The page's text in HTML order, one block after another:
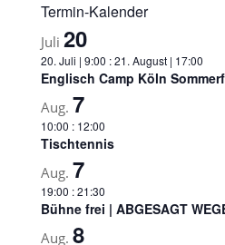
Termin-Kalender
Juli 20
20. Juli | 9:00 :21. August | 17:00
Englisch Camp Köln
Aug. 7
10:00 : 12:00
Tischtennis
Aug. 7
19:00 :21:30
Bühne frei | ABGESAGT
Aug. 8